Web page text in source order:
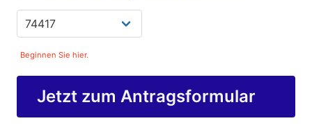
Beginnen Sie hier.
Jetzt zum Antragsformular